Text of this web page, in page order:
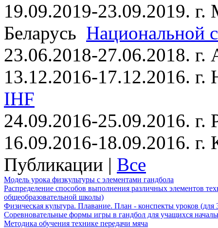
19.09.2019-23.09.2019. г.
Беларусь Национальной
23.06.2018-27.06.2018.
13.12.2016-17.12.2016.
IHF
24.09.2016-25.09.2016. г.
16.09.2016-18.09.2016.
Публикации | Все
Модель урока физкультуры с элементами гандбола
Распределение способов выполнения различных элементов
общеобразовательной школы)
Физическая культура. Плавание. План - конспекты уроков (для
Соревновательные формы игры в гандбол для учащихся
Методика обучения технике передачи мяча